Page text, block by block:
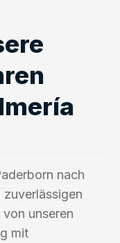
nach
zuverlässigen
unseren
mit